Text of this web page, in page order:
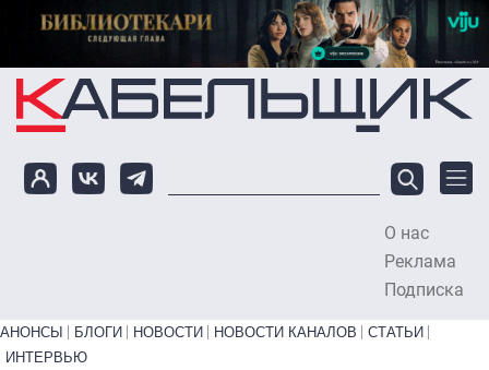
Перейти к основному содержанию
О нас
Реклама
Подписка
Primary links bottom
АНОНСЫ БЛОГИ НОВОСТИ НОВОСТИ КАНАЛОВ
СТАТЬИ
ИНТЕРВЬЮ